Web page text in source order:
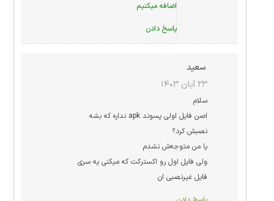
اضافه میکنیم
پاسخ دادن
سعید
۲۳ آبان ۱۴۰۳
سلام
اصن فایل اولی پسوند apk نداره که بشه
نصبش کرد؟
یا من متوجه‌ش نشدم
ولی فایل اول رو اکسترکت که میکنی یه سری
فایل غیرنصبی ان